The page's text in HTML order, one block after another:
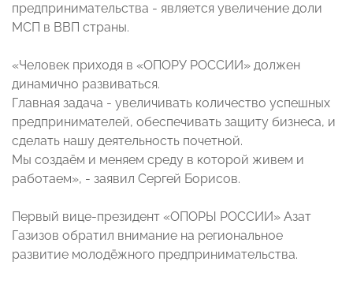
предпринимательства - является увеличение доли
МСП в ВВП страны.
«Человек приходя в «ОПОРУ РОССИИ» должен
динамично развиваться.
Главная задача - увеличивать количество успешных
предпринимателей, обеспечивать защиту бизнеса, и
сделать нашу деятельность почетной.
Мы создаём и меняем среду в которой живем и
работаем», - заявил Сергей Борисов.
Первый вице-президент «ОПОРЫ РОССИИ» Азат
Газизов обратил внимание на региональное
развитие молодёжного предпринимательства.